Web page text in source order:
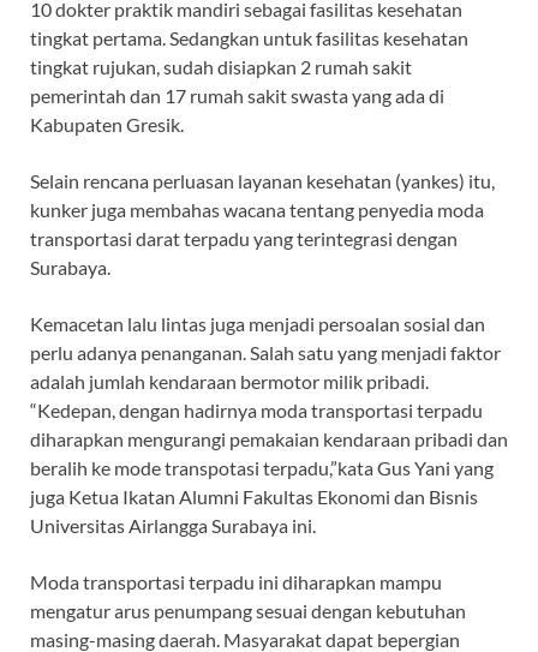
10 dokter praktik mandiri sebagai fasilitas kesehatan
tingkat pertama. Sedangkan untuk fasilitas kesehatan
tingkat rujukan, sudah disiapkan 2 rumah sakit
pemerintah dan 17 rumah sakit swasta yang ada di
Kabupaten Gresik.
Selain rencana perluasan layanan kesehatan (yankes) itu,
kunker juga membahas wacana tentang penyedia moda
transportasi darat terpadu yang terintegrasi dengan
Surabaya.
Kemacetan lalu lintas juga menjadi persoalan sosial dan
perlu adanya penanganan. Salah satu yang menjadi faktor
adalah jumlah kendaraan bermotor milik pribadi.
“Kedepan, dengan hadirnya moda transportasi terpadu
diharapkan mengurangi pemakaian kendaraan pribadi dan
beralih ke mode transpotasi terpadu,”kata Gus Yani yang
juga Ketua Ikatan Alumni Fakultas Ekonomi dan Bisnis
Universitas Airlangga Surabaya ini.
Moda transportasi terpadu ini diharapkan mampu
mengatur arus penumpang sesuai dengan kebutuhan
masing-masing daerah. Masyarakat dapat bepergian